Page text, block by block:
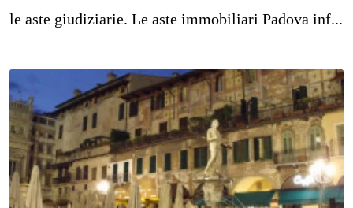
le aste giudiziarie. Le aste immobiliari Padova inf...